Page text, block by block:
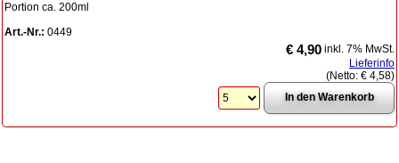
Portion ca. 200ml
Art.-Nr.: 0449
€ 4,90 inkl. 7% MwSt.
Lieferinfo
(Netto: € 4,58)